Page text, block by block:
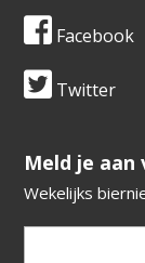
Facebook
Twitter
​​​​​​​Meld je
Wekelijks